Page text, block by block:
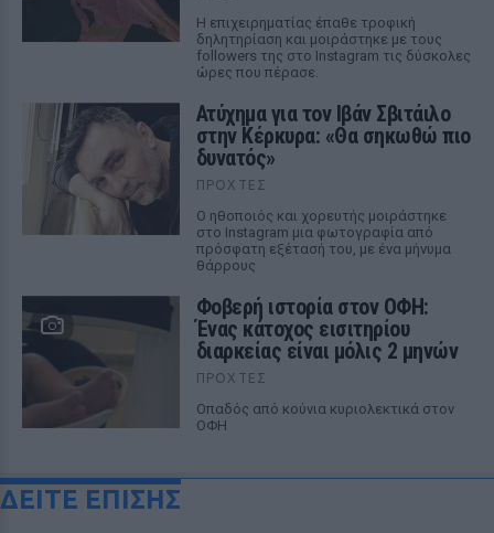
Η επιχειρηματίας έπαθε τροφική
δηλητηρίαση και μοιράστηκε με τους
followers της στο Instagram τις δύσκολες
ώρες που πέρασε.
Ατύχημα για τον Ιβάν Σβιτάιλο
στην Κέρκυρα: «Θα σηκωθώ πιο
δυνατός»
ΠΡΟΧΤΈΣ
Ο ηθοποιός και χορευτής μοιράστηκε
στο Instagram μια φωτογραφία από
πρόσφατη εξέτασή του, με ένα μήνυμα
θάρρους
Φοβερή ιστορία στον ΟΦΗ:
Ένας κάτοχος εισιτηρίου
διαρκείας είναι μόλις 2 μηνών
ΠΡΟΧΤΈΣ
Οπαδός από κούνια κυριολεκτικά στον
ΟΦΗ
ΔΕΙΤΕ ΕΠΙΣΗΣ